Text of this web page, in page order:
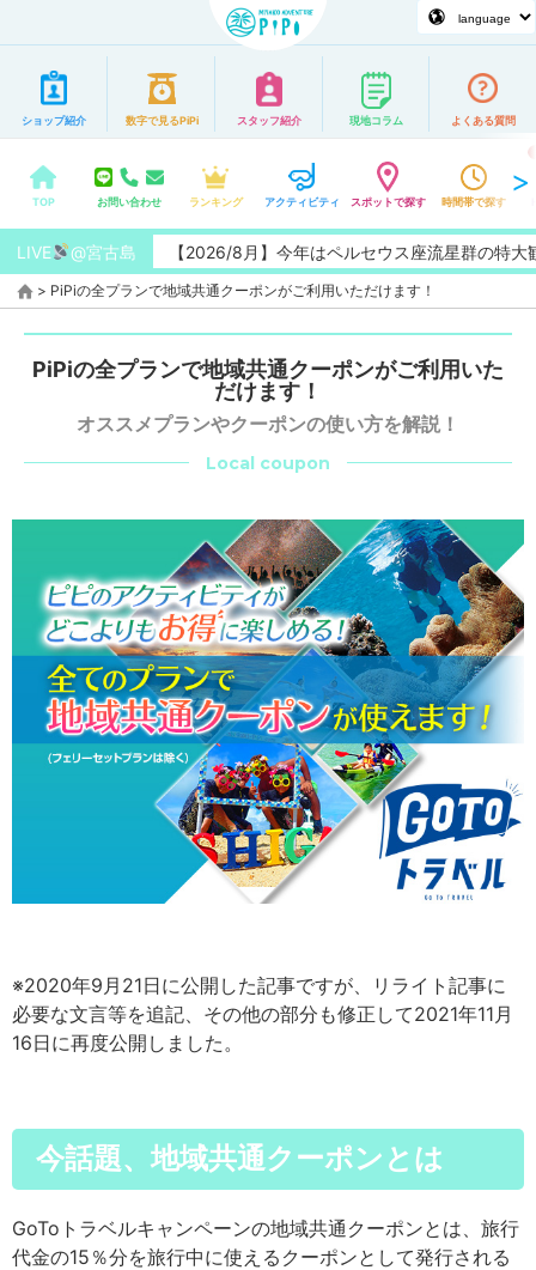
ショップ紹介 数字で見るPiPi スタッフ紹介 現地コラム よくある質問
TOP お問い合わせ ランキング アクティビティ スポットで探す 時間帯で探す
LIVE @宮古島【2026/8月】今年はペルセウス座流星群の特大観測チ
> PiPiの全プランで地域共通クーポンがご利用いただけます！
PiPiの全プランで地域共通クーポンがご利用いた
だけます！
オススメプランやクーポンの使い方を解説！
Local coupon
※2020年9月21日に公開した記事ですが、リライト記事に
必要な文言等を追記、その他の部分も修正して2021年11月
16日に再度公開しました。
今話題、地域共通クーポンとは
GoToト ラベルキャンペーンの地域共通クーポンとは、旅行
代金の15％分を旅行中に使えるクーポンとして発行される